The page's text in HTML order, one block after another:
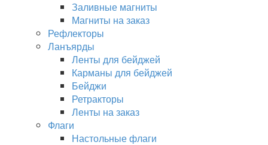
Заливные магниты
Магниты на заказ
Рефлекторы
Ланъярды
Ленты для бейджей
Карманы для бейджей
Бейджи
Ретракторы
Ленты на заказ
Флаги
Настольные флаги